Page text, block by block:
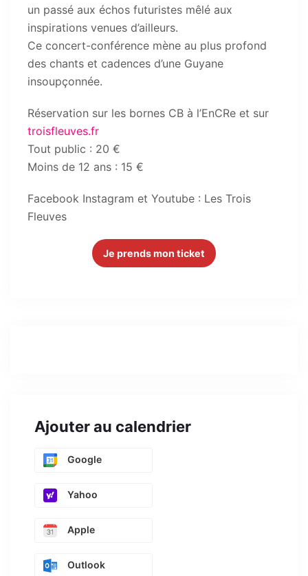
un passé aux échos futuristes mêlé aux
inspirations venues d’ailleurs.
Ce concert-conférence mène au plus profond
des chants et cadences d’une Guyane
insoupçonnée.
Réservation sur les bornes CB à l’EnCRe et sur
troisfleuves.fr
Tout public : 20 €
Moins de 12 ans : 15 €
Facebook Instagram et Youtube : Les Trois
Fleuves
Je prends mon ticket
Ajouter au calendrier
Google
Yahoo
Apple
Outlook